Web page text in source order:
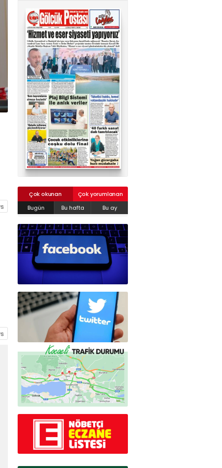
Çok okunan
Çok yorumlanan
Bugün
Bu hafta Bu ay
02624132333
haber@golcukpostasi.com